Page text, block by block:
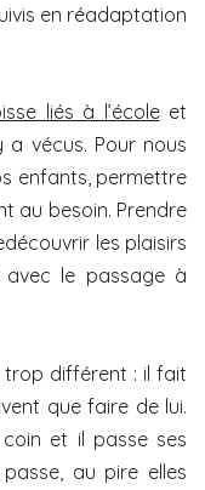
en réadaptation
liés à l’écoleet
a vécus. Pour nous
enfants, permettre
au besoin. Prendre
les plaisirs
avec le passage à
trop différent : il fait
que faire de lui.
et il passe ses
au pire elles